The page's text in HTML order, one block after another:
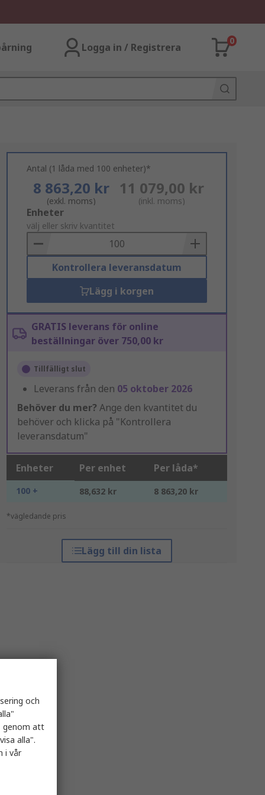
Logga in / Registrera
0
Antal (1 låda med 100 enheter)*
8 863,20 kr
(exkl. moms)
11 079,00 kr
(inkl. moms)
Add
to
Basket
Enheter
välj eller skriv kvantitet
Kontrollera leveransdatum
Lägg i korgen
GRATIS leverans för online
beställningar över 750,00 kr
Tillfälligt slut
Leverans från den 05 oktober 2026
Behöver du mer? Ange den kvantitet du
behöver och klicka på "Kontrollera
leveransdatum"
Enheter Per enhet Per låda*
100 + 88,632 kr 8 863,20 kr
*vägledande pris
Lägg till din lista
och
genom att
alla".
i vår